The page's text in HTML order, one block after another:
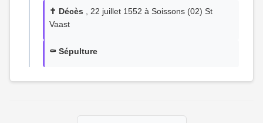
✝️ Décès , 22 juillet 1552 à Soissons (02) St
Vaast
⚰️ Sépulture